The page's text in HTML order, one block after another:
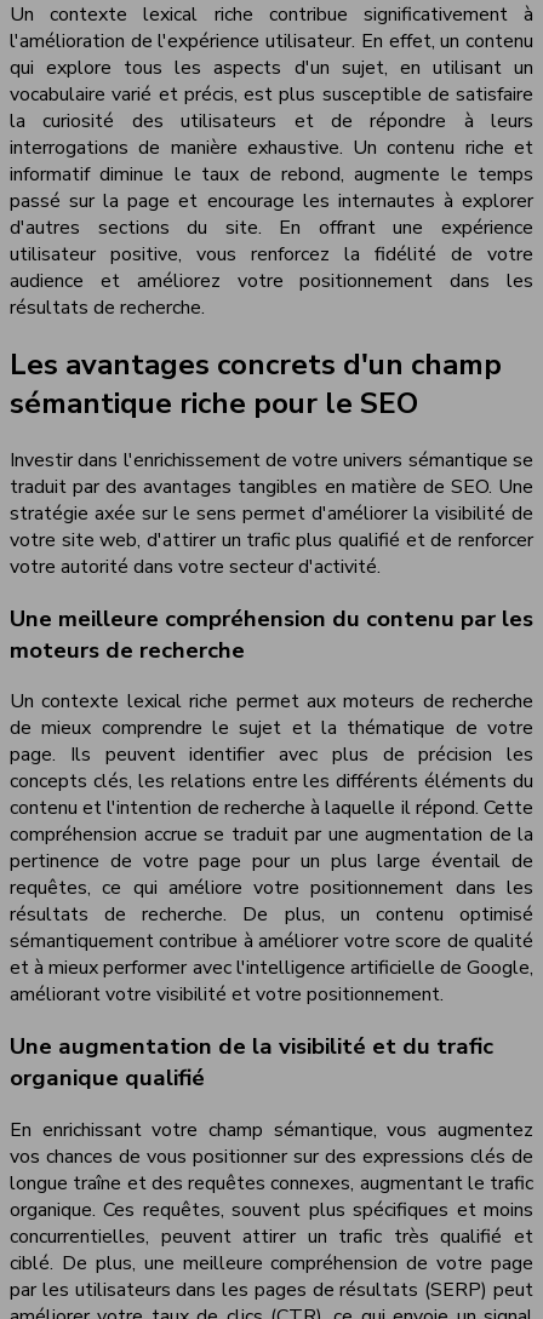
Un contexte lexical riche contribue significativement à
l'amélioration de l'expérience utilisateur. En effet, un contenu
qui explore tous les aspects d'un sujet, en utilisant un
vocabulaire varié et précis, est plus susceptible de satisfaire
la curiosité des utilisateurs et de répondre à leurs
interrogations de manière exhaustive. Un contenu riche et
informatif diminue le taux de rebond, augmente le temps
passé sur la page et encourage les internautes à explorer
d'autres sections du site. En offrant une expérience
utilisateur positive, vous renforcez la fidélité de votre
audience et améliorez votre positionnement dans les
résultats de recherche.
Les avantages concrets d'un champ
sémantique riche pour le SEO
Investir dans l'enrichissement de votre univers sémantique se
traduit par des avantages tangibles en matière de SEO. Une
stratégie axée sur le sens permet d'améliorer la visibilité de
votre site web, d'attirer un trafic plus qualifié et de renforcer
votre autorité dans votre secteur d'activité.
Une meilleure compréhension du contenu par les
moteurs de recherche
Un contexte lexical riche permet aux moteurs de recherche
de mieux comprendre le sujet et la thématique de votre
page. Ils peuvent identifier avec plus de précision les
concepts clés, les relations entre les différents éléments du
contenu et l'intention de recherche à laquelle il répond. Cette
compréhension accrue se traduit par une augmentation de la
pertinence de votre page pour un plus large éventail de
requêtes, ce qui améliore votre positionnement dans les
résultats de recherche. De plus, un contenu optimisé
sémantiquement contribue à améliorer votre score de qualité
et à mieux performer avec l'intelligence artificielle de Google,
améliorant votre visibilité et votre positionnement.
Une augmentation de la visibilité et du trafic
organique qualifié
En enrichissant votre champ sémantique, vous augmentez
vos chances de vous positionner sur des expressions clés de
longue traîne et des requêtes connexes, augmentant le trafic
organique. Ces requêtes, souvent plus spécifiques et moins
concurrentielles, peuvent attirer un trafic très qualifié et
ciblé. De plus, une meilleure compréhension de votre page
par les utilisateurs dans les pages de résultats (SERP) peut